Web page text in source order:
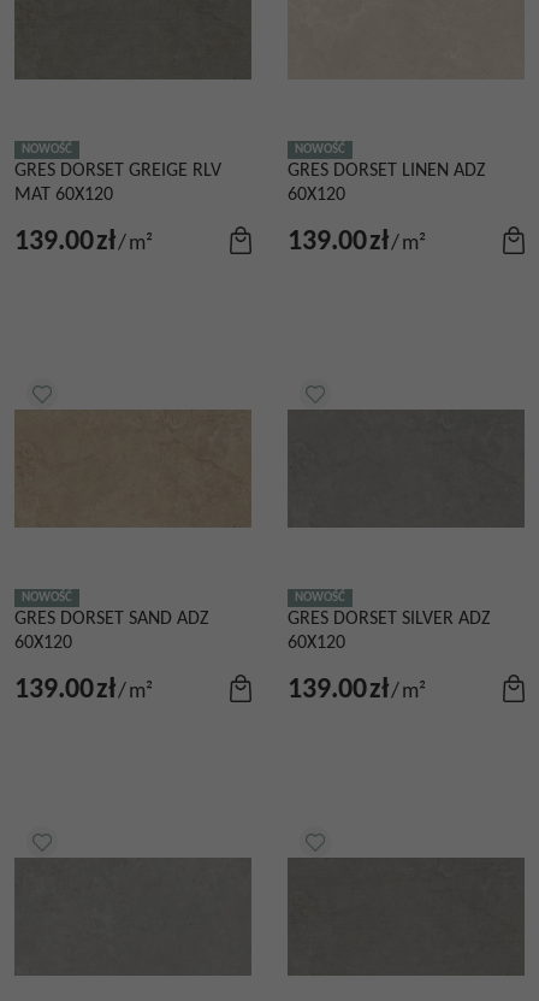
NOWOŚĆ
GRES DORSET GREIGE RLV
MAT 60X120
139.00zł/m²
NOWOŚĆ
GRES DORSET LINEN ADZ
60X120
139.00zł/m²
NOWOŚĆ
GRES DORSET SAND ADZ
60X120
139.00zł/m²
NOWOŚĆ
GRES DORSET SILVER ADZ
60X120
139.00zł/m²